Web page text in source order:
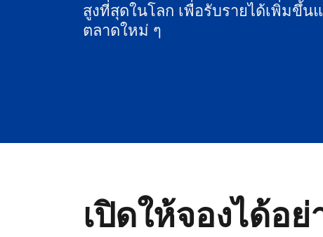
สูงที่สุดในโลก เพื่อรับรายได้เพิ่มขึ้น
ตลาดใหม่ ๆ
เปิดให้จองได้อ